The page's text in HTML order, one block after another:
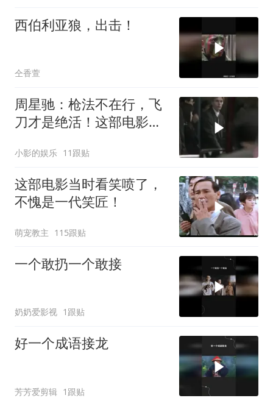
西伯利亚狼，出击！
仝香萱
周星驰：枪法不在行，飞
刀才是绝活！这部电影你
小影的娱乐 11跟贴
这部电影当时看笑喷了，
不愧是一代笑匠！
萌宠教主 115跟贴
一个敢扔一个敢接
奶奶爱影视 1跟贴
好一个成语接龙
芳芳爱剪辑 1跟贴